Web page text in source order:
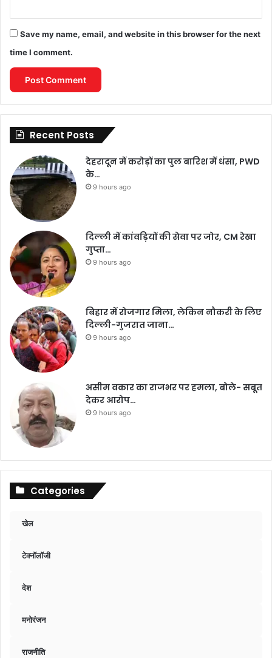
Save my name, email, and website in this browser for the next
time I comment.
Recent Posts
देहरादून में करोड़ों का पुल बारिश में धंसा, PWD
के…
9 hours ago
दिल्ली में कांवड़ियों की सेवा पर जोर, CM रेखा
गुप्ता…
9 hours ago
बिहार में रोजगार मिला, लेकिन नौकरी के लिए
दिल्ली-गुजरात जाना…
9 hours ago
असीम वकार का राजभर पर हमला, बोले- सबूत
देकर आरोप…
9 hours ago
Categories
खेल
टेक्नॉलॉजी
देश
मनोरंजन
राजनीति